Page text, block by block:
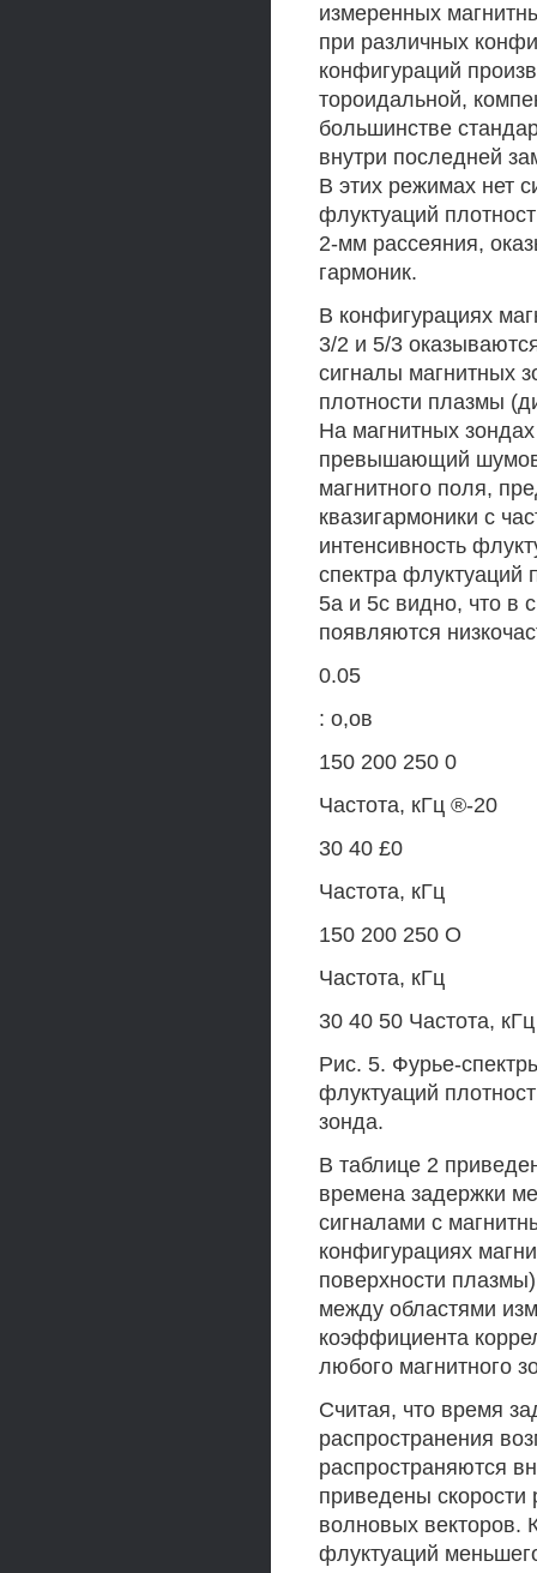
измеренных
при различных
конфигураций
тороидальной,
большинстве
внутри последней
В этих режимах нет
флуктуаций
2-мм рассеяния,
гармоник.
В конфигурациях
3/2 и 5/3
сигналы магнитных
плотности плазмы
На магнитных
превышающий
магнитного поля,
квазигармоники с
интенсивность
спектра флуктуаций
5а и 5с видно, что в
появляются
0.05
: о,ов
150 200 250 0
Частота, кГц ®-20
30 40 £0
Частота, кГц
150 200 250 О
Частота, кГц
30 40 50 Частота, кГц
Рис. 5. Фурье-
флуктуаций
зонда.
В таблице 2
времена задержки
сигналами с
конфигурациях
поверхности
между областями
коэффициента
любого магнитного
Считая, что время
распространения
распространяются
приведены
волновых векторов.
флуктуаций